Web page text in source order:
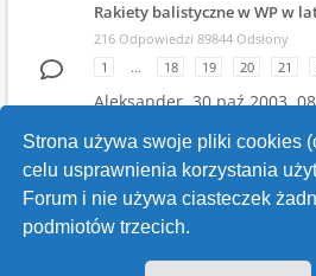
Strona używa swoje pliki cookies
celu usprawnienia korzystania
Forum i nie używa ciasteczek
podmiotów trzecich.
Rakiety balistyczne w WP w
216 Odpowiedzi 89844 Odsłony
1
… 18 19 20 21
Aleksander,30 paź 2003,
Wróć do wykazu forów